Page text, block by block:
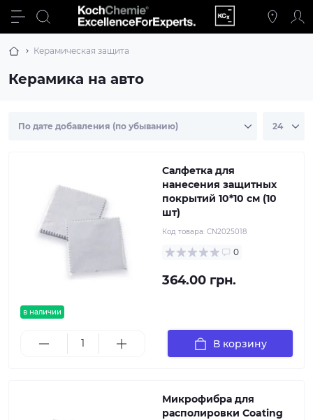
Керамическая защита
Керамика на авто
в наличии
Салфетка для
нанесения защитных
покрытий 10*10 см (10
шт)
Код товара: CN2025018
0
364.00 грн.
В корзину
Микрофибра для
располировки Coating